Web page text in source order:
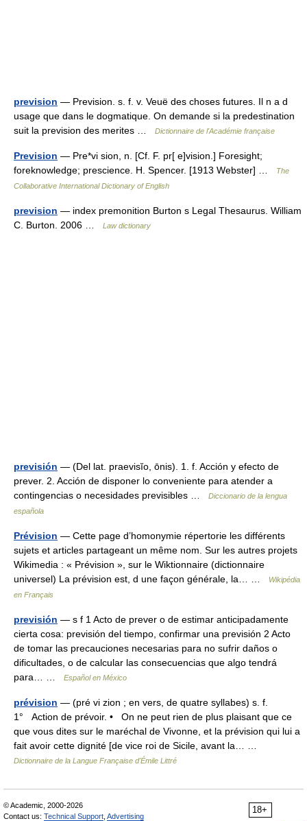
prevision — Prevision. s. f. v. Veuë des choses futures. Il n a d
usage que dans le dogmatique. On demande si la predestination
suit la prevision des merites …
Dictionnaire de l'Académie française
Prevision — Pre*vi sion, n. [Cf. F. pr[ e]vision.] Foresight;
foreknowledge; prescience. H. Spencer. [1913 Webster] …
The
Collaborative International Dictionary of English
prevision — index premonition Burton s Legal Thesaurus. William
C. Burton. 2006 …
Law dictionary
previsión — (Del lat. praevisĭo, ōnis). 1. f. Acción y efecto de
prever. 2. Acción de disponer lo conveniente para atender a
contingencias o necesidades previsibles …
Diccionario de la lengua
española
Prévision — Cette page d’homonymie répertorie les différents
sujets et articles partageant un même nom. Sur les autres projets
Wikimedia : « Prévision », sur le Wiktionnaire (dictionnaire
universel) La prévision est, d une façon générale, la… …
Wikipédia
en Français
previsión — s f 1 Acto de prever o de estimar anticipadamente
cierta cosa: previsión del tiempo, confirmar una previsión 2 Acto
de tomar las precauciones necesarias para no sufrir daños o
dificultades, o de calcular las consecuencias que algo tendrá
para… …
Español en México
prévision — (pré vi zion ; en vers, de quatre syllabes) s. f.
1° Action de prévoir. • On ne peut rien de plus plaisant que ce
que vous dites sur le maréchal de Vivonne, et la prévision qui lui a
fait avoir cette dignité [de vice roi de Sicile, avant la… …
Dictionnaire de la Langue Française d'Émile Littré
18+
© Academic, 2000-2026
Contact us: Technical Support Advertising